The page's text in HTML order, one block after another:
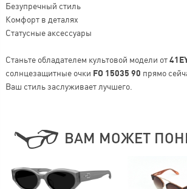
Безупречный стиль
Комфорт в деталях
Статусные аксессуары
Станьте обладателем культовой модели от
солнцезащитные очки FO 15035 90 прямо
Ваш стиль заслуживает лучшего.
ВАМ МОЖЕТ